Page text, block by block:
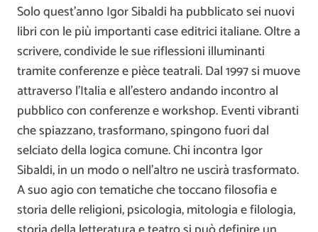
Solo quest’anno Igor Sibaldi ha pubblicato sei nuovi
libri con le più importanti case editrici italiane. Oltre a
scrivere, condivide le sue riflessioni illuminanti
tramite conferenze e pièce teatrali. Dal 1997 si muove
attraverso l’Italia e all’estero andando incontro al
pubblico con conferenze e workshop. Eventi vibranti
che spiazzano, trasformano, spingono fuori dal
selciato della logica comune. Chi incontra Igor
Sibaldi, in un modo o nell’altro ne uscirà trasformato.
A suo agio con tematiche che toccano filosofia e
storia delle religioni, psicologia, mitologia e filologia,